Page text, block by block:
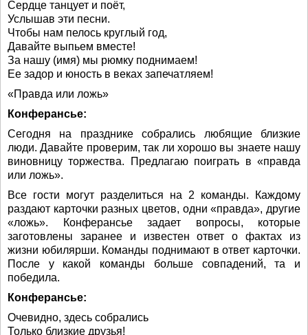
Сердце танцует и поёт,
Услышав эти песни.
Чтобы нам пелось круглый год,
Давайте выпьем вместе!
За нашу (имя) мы рюмку поднимаем!
Ее задор и юность в веках запечатляем!
«Правда или ложь»
Конферансье:
Сегодня на празднике собрались любящие близкие
люди. Давайте проверим, так ли хорошо вы знаете нашу
виновницу торжества. Предлагаю поиграть в «правда
или ложь».
Все гости могут разделиться на 2 команды. Каждому
раздают карточки разных цветов, одни «правда», другие
«ложь». Конферансье задает вопросы, которые
заготовлены заранее и известен ответ о фактах из
жизни юбилярши. Команды поднимают в ответ карточки.
После у какой команды больше совпадений, та и
победила.
Конферансье:
Очевидно, здесь собрались
Только близкие друзья!